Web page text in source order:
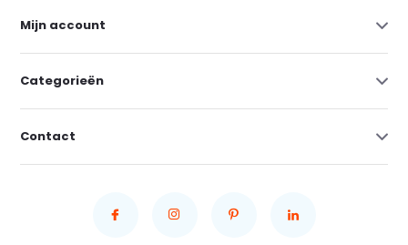
Mijn account
Categorieën
Contact